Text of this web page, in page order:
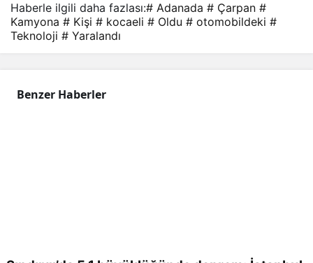
kişi
Haberle ilgili daha fazlası:# Adanada # Çarpan #
Kamyona # Kişi # kocaeli # Oldu # otomobildeki #
Teknoloji # Yaralandı
Benzer Haberler